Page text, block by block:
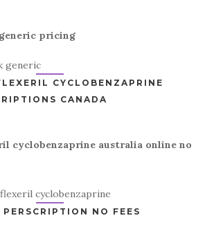
pricing
generic
CYCLOBENZAPRINE
CANADA
cyclobenzaprine australia online no
cyclobenzaprine
NO FEES